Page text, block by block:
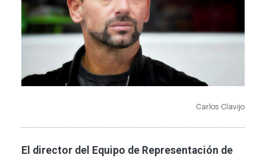
Carlos Clavijo
El director del Equipo de Representación de